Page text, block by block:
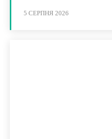
5 СЕРПНЯ 2026